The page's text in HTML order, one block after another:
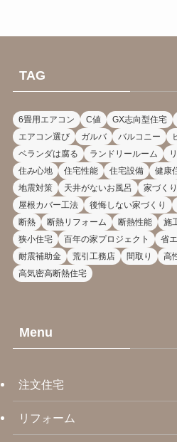
TAG
6畳用エアコン C値 GX志向型住宅
エアコン選び
ガルバ バルコニー
ベランダは腐る
ランドリールーム
住み心地
住宅性能 住宅設備 健康
地震対策
天井がないお風呂 家づくり
屋根カバー工法
後悔しない家づくり
断熱
断熱リフォーム 断熱性能 施
狭小住宅
百年の家プロジェクト 省
耐震補助金
荒引工務店 間取り 高
高気密高断熱住宅
Menu
注文住宅
リフォーム